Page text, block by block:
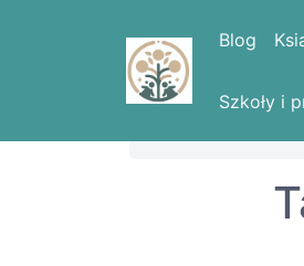
Blog
Szkoły i